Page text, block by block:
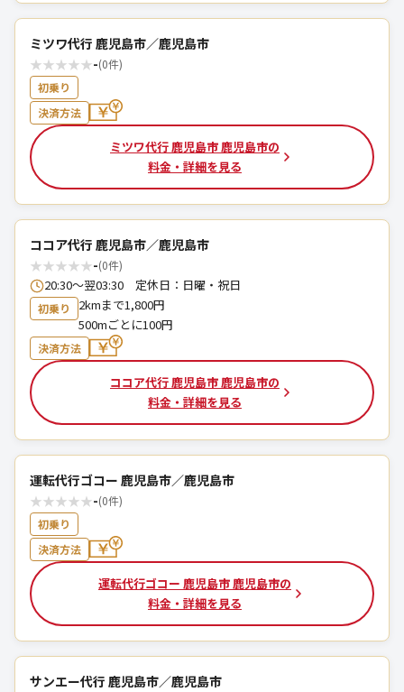
ミツワ代行 鹿児島市／鹿児島市
★★★★★-(0件)
初乗り
決済方法
ミツワ代行 鹿児島市 鹿児島市の
料金・詳細を見る
ココア代行 鹿児島市／鹿児島市
★★★★★-(0件)
20:30～翌03:30 定休日：日曜・祝日
初乗り
2kmまで1,800円
500mごとに100円
決済方法
ココア代行 鹿児島市 鹿児島市の
料金・詳細を見る
運転代行ゴコー 鹿児島市／鹿児島市
★★★★★-(0件)
初乗り
決済方法
運転代行ゴコー 鹿児島市 鹿児島市の
料金・詳細を見る
サンエー代行 鹿児島市／鹿児島市